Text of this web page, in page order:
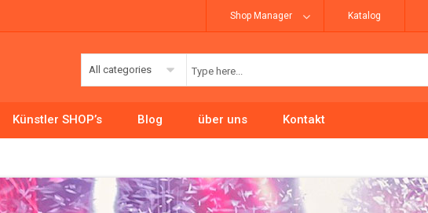
Shop Manager Katalog
All categories
Künstler SHOP’s Blog über uns Kontakt